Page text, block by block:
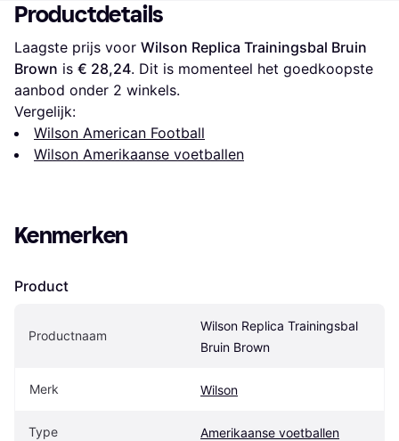
Productdetails
Laagste prijs voor Wilson Replica Trainingsbal Bruin
Brown is € 28,24. Dit is momenteel het goedkoopste
aanbod onder 2 winkels.
Vergelijk:
Wilson American Football
Wilson Amerikaanse voetballen
Kenmerken
Product
Productnaam
Wilson Replica Trainingsbal
Bruin Brown
Merk Wilson
Type Amerikaanse voetballen